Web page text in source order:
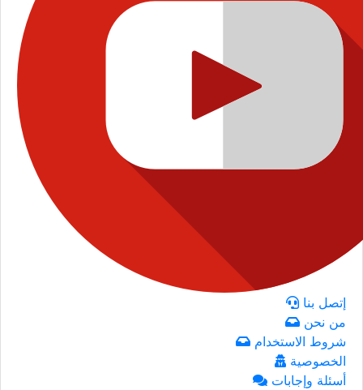
إتصل بنا
من نحن
شروط الاستخدام
الخصوصية
أسئلة وإجابات